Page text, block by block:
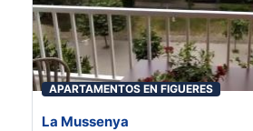
APARTAMENTOS EN FIGUERES
La Mussenya